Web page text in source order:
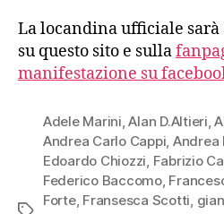
La locandina ufficiale
su questo sito e sulla
manifestazione su
Adele Marini,Alan D.Altieri,
Andrea Carlo Cappi, Andrea
Edoardo Chiozzi, Fabrizio
Federico Baccomo,
Forte, Fransesca Scotti,